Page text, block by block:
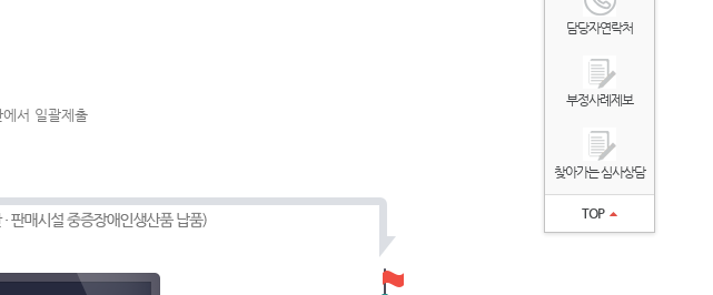
서 일괄제출
담당자연락처
부정사례제보
찾아가는 심사상담
TOP